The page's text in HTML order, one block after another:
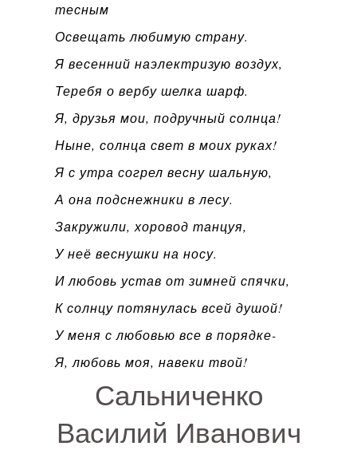
тесным
Освещать любимую страну.
Я весенний наэлектризую воздух,
Теребя о вербу шелка шарф.
Я, друзья мои, подручный солнца!
Ныне, солнца свет в моих руках!
Я с утра согрел весну шальную,
А она подснежники в лесу.
Закружили, хоровод танцуя,
У неё веснушки на носу.
И любовь устав от зимней спячки,
К солнцу потянулась всей душой!
У меня с любовью все в порядке-
Я, любовь моя, навеки твой!
Сальниченко
Василий Иванович